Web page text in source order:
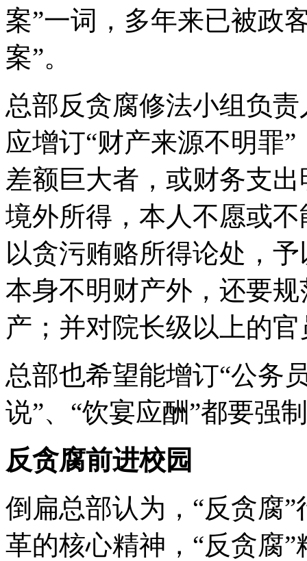
案”一词，多年来已被政
案”。
总部反贪腐修法小组负
应增订“财产来源不明罪
差额巨大者，或财务支
境外所得，本人不愿或
以贪污贿赂所得论处，
本身不明财产外，还要
产；并对院长级以上的
总部也希望能增订“公务
说”、“饮宴应酬”都要强
反贪腐前进校园
倒扁总部认为，“反贪腐
革的核心精神，“反贪腐